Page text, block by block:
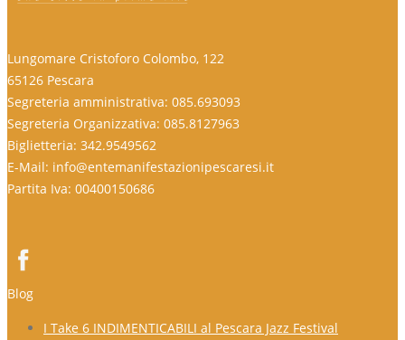
Lungomare Cristoforo Colombo, 122
65126 Pescara
Segreteria amministrativa: 085.693093
Segreteria Organizzativa: 085.8127963
Biglietteria: 342.9549562
E-Mail: info@entemanifestazionipescaresi.it
Partita Iva: 00400150686
Blog
I Take 6 INDIMENTICABILI al Pescara Jazz Festival